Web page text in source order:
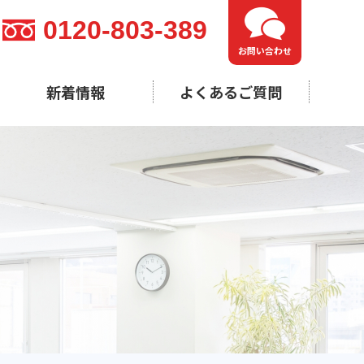
0120-803-389
お問い合わせ
新着情報 よくあるご質問